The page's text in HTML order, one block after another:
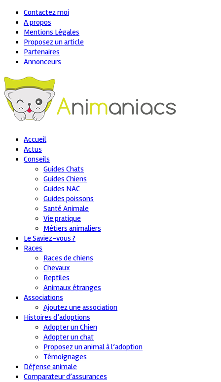
Contactez moi
A propos
Mentions Légales
Proposez un article
Partenaires
Annonceurs
Accueil
Actus
Conseils
Guides Chats
Guides Chiens
Guides NAC
Guides poissons
Santé Animale
Vie pratique
Métiers animaliers
Le Saviez-vous ?
Races
Races de chiens
Chevaux
Reptiles
Animaux étranges
Associations
Ajoutez une association
Histoires d’adoptions
Adopter un Chien
Adopter un chat
Proposez un animal à l’adoption
Témoignages
Défense animale
Comparateur d’assurances